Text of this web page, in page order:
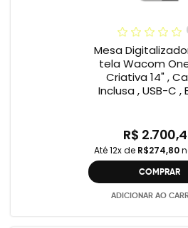
Mesa
tela Wacom
Criativa 14" ,
Inclusa , USB-C ,
R$
Até 12x de R$274,80
COMPRAR
ADICIONAR AO